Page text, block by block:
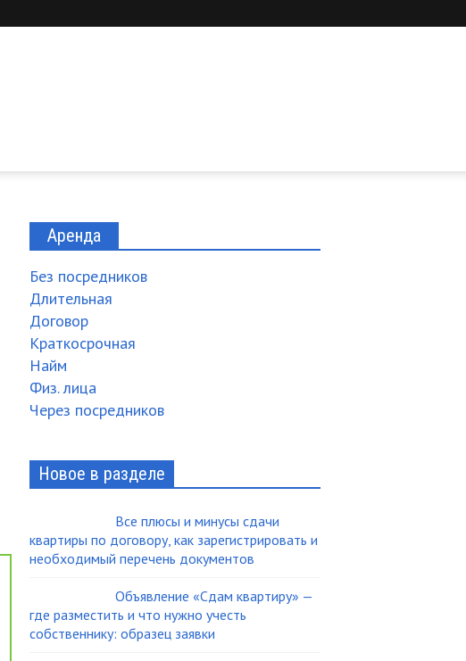
Аренда
Без посредников
Длительная
Договор
Краткосрочная
Найм
Физ. лица
Через посредников
Новое в разделе
Все плюсы и минусы сдачи
квартиры по договору, как зарегистрировать и
необходимый перечень документов
Объявление «Сдам квартиру» —
где разместить и что нужно учесть
собственнику: образец заявки